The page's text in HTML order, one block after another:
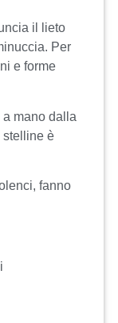
il lieto
Per
e forme
a mano dalla
stelline è
fanno